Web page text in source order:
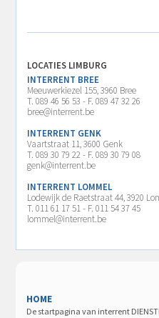
LOCATIES LIMBURG
INTERRENT BREE
Meeuwerkiezel 155, 3960 Bree
T. 089 46 56 53 - F. 089 47 32 26
bree@interrent.be
INTERRENT GENK
Vaartstraat 11, 3600 Genk
T. 089 30 79 22 - F. 089 30 79 08
genk@interrent.be
INTERRENT LOMMEL
Lodewijk de Raetstraat 44, 3920
T. 011 61 17 51 - F. 011 54 37 45
lommel@interrent.be
HOME
De startpagina van interrent